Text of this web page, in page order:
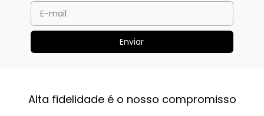
Alta fidelidade é o nosso compromisso